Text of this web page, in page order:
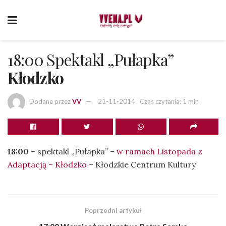
18:00 Spektakl „Pułapka”
Kłodzko
Dodane przezVV 21-11-2014 Czas czytania: 1 min
18:00 – spektakl „Pułapka” – w ramach Listopada z
Adaptacją – Kłodzko – Kłodzkie Centrum Kultury
Poprzedni artykuł